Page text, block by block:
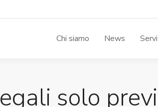
Chi siamo News
solo